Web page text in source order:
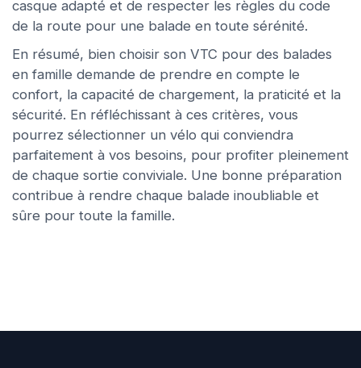
casque adapté et de respecter les règles du code
de la route pour une balade en toute sérénité.
En résumé, bien choisir son VTC pour des balades
en famille demande de prendre en compte le
confort, la capacité de chargement, la praticité et la
sécurité. En réfléchissant à ces critères, vous
pourrez sélectionner un vélo qui conviendra
parfaitement à vos besoins, pour profiter pleinement
de chaque sortie conviviale. Une bonne préparation
contribue à rendre chaque balade inoubliable et
sûre pour toute la famille.